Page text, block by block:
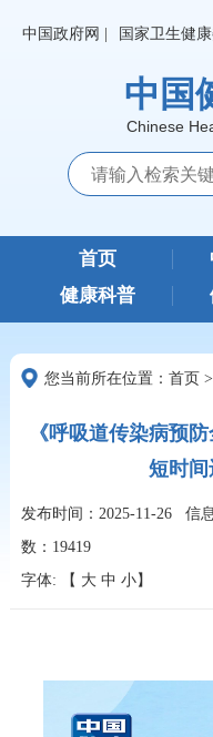
中国政府网 | 国家卫生健
中国
Chinese
首页
健康科普
您当前所在位置： 首页
《呼吸道传染病预
短时间
发布时间：2025-11-26 信
数： 19419
字体: 【 大 中 小】